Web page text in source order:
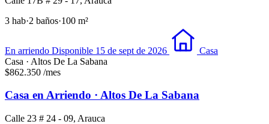
3 hab·2 baños·100 m²
En arriendo Disponible 15 de sept de 2026
Casa
Casa · Altos De La Sabana
$862.350 /mes
Casa en Arriendo · Altos De La Sabana
Calle 23 # 24 - 09, Arauca